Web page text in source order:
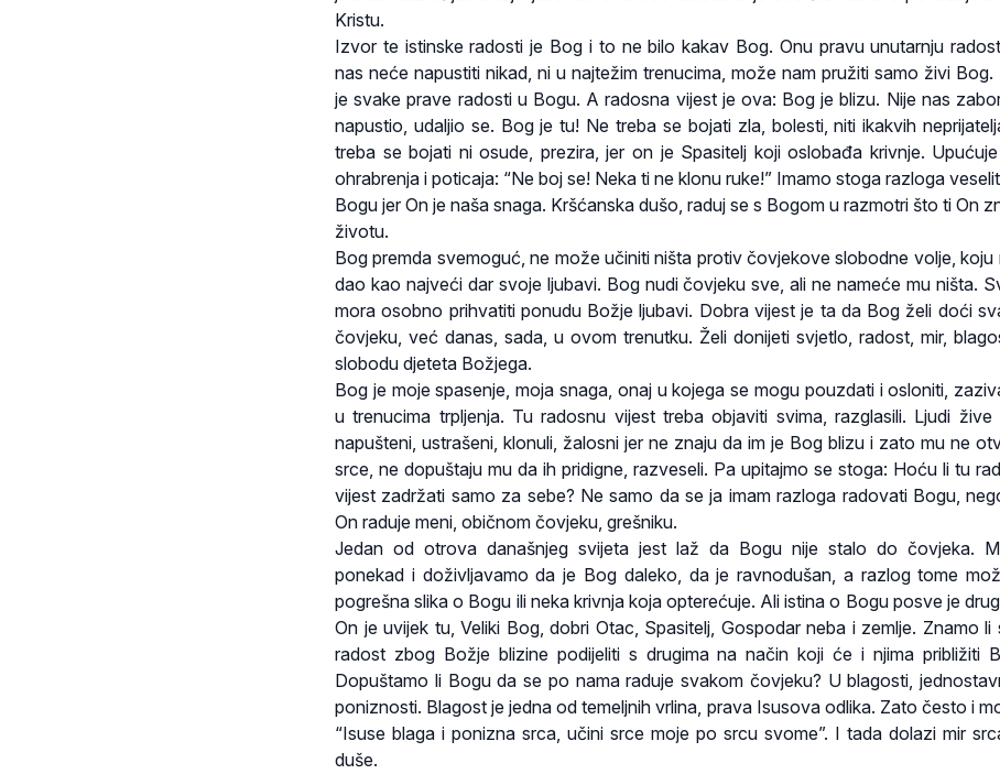
Kristu.
Izvor te istinske radosti je Bog i to ne bilo kakav Bog. Onu pravu unutarnju
nas neće napustiti nikad, ni u najtežim trenucima, može nam pružiti samo živi
je svake prave radosti u Bogu. A radosna vijest je ova: Bog je blizu. Nije nas
napustio, udaljio se. Bog je tu! Ne treba se bojati zla, bolesti, niti ikakvih
treba se bojati ni osude, prezira, jer on je Spasitelj koji oslobađa krivnje.
ohrabrenja i poticaja: “Ne boj se! Neka ti ne klonu ruke!” Imamo stoga razloga
Bogu jer On je naša snaga. Kršćanska dušo, raduj se s Bogom u razmotri što ti On
životu.
Bog premda svemoguć, ne može učiniti ništa protiv čovjekove slobodne volje, koju
dao kao najveći dar svoje ljubavi. Bog nudi čovjeku sve, ali ne nameće mu ništa.
mora osobno prihvatiti ponudu Božje ljubavi. Dobra vijest je ta da Bog želi doći
čovjeku, već danas, sada, u ovom trenutku. Želi donijeti svjetlo, radost, mir,
slobodu djeteta Božjega.
Bog je moje spasenje, moja snaga, onaj u kojega se mogu pouzdati i osloniti,
u trenucima trpljenja. Tu radosnu vijest treba objaviti svima, razglasili. Ljudi žive
napušteni, ustrašeni, klonuli, žalosni jer ne znaju da im je Bog blizu i zato mu ne
srce, ne dopuštaju mu da ih pridigne, razveseli. Pa upitajmo se stoga: Hoću li tu
vijest zadržati samo za sebe? Ne samo da se ja imam razloga radovati Bogu,
On raduje meni, običnom čovjeku, grešniku.
Jedan od otrova današnjeg svijeta jest laž da Bogu nije stalo do čovjeka.
ponekad i doživljavamo da je Bog daleko, da je ravnodušan, a razlog tome
pogrešna slika o Bogu ili neka krivnja koja opterećuje. Ali istina o Bogu posve je
On je uvijek tu, Veliki Bog, dobri Otac, Spasitelj, Gospodar neba i zemlje. Znamo li
radost zbog Božje blizine podijeliti s drugima na način koji će i njima približiti
Dopuštamo li Bogu da se po nama raduje svakom čovjeku? U blagosti,
poniznosti. Blagost je jedna od temeljnih vrlina, prava Isusova odlika. Zato često i
“Isuse blaga i ponizna srca, učini srce moje po srcu svome”. I tada dolazi mir
duše.